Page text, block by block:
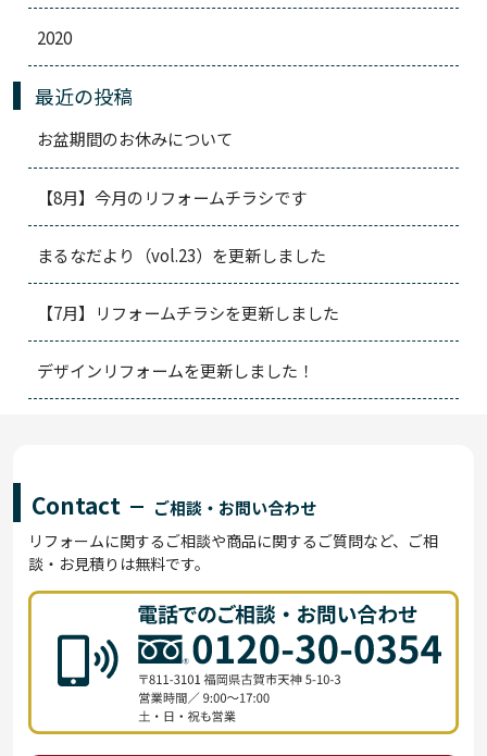
2020
最近の投稿
お盆期間のお休みについて
【8月】今月のリフォームチラシです
まるなだより（vol.23）を更新しました
【7月】リフォームチラシを更新しました
デザインリフォームを更新しました！
Contact ご相談・お問い合わせ
リフォームに関するご相談や商品に関するご質問など、ご相
談・お見積りは無料です。